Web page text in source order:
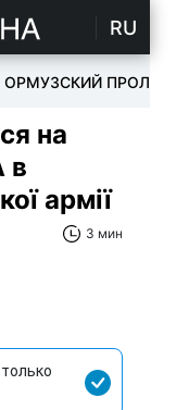
RU
ОРМУЗСКИЙ ПРОЛИВ
на
в
армії
3 мин